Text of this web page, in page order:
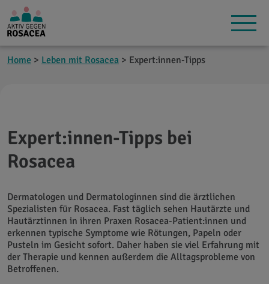
Home > Leben mit Rosacea > Expert:innen-Tipps
Expert:innen-Tipps bei
Rosacea
Dermatologen und Dermatologinnen sind die ärztlichen
Spezialisten für Rosacea. Fast täglich sehen Hautärzte und
Hautärztinnen in ihren Praxen Rosacea-Patient:innen und
erkennen typische Symptome wie Rötungen, Papeln oder
Pusteln im Gesicht sofort. Daher haben sie viel Erfahrung mit
der Therapie und kennen außerdem die Alltagsprobleme von
Betroffenen.